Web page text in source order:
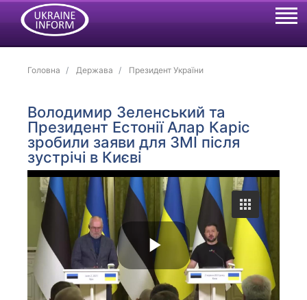
Головна Держава Президент України
Володимир Зеленський та
Президент Естонії Алар Каріс
зробили заяви для ЗМІ після
зустрічі в Києві
P